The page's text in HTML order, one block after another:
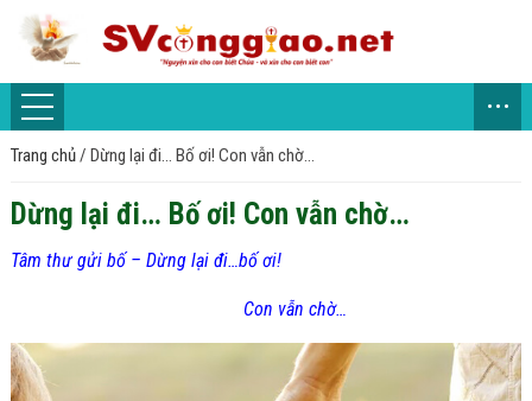
...
Trang chủ/ Dừng lại đi… Bố ơi! Con vẫn chờ…
Dừng lại đi… Bố ơi! Con vẫn chờ…
Tâm thư gửi bố – Dừng lại đi…bố ơi!
Con vẫn chờ…